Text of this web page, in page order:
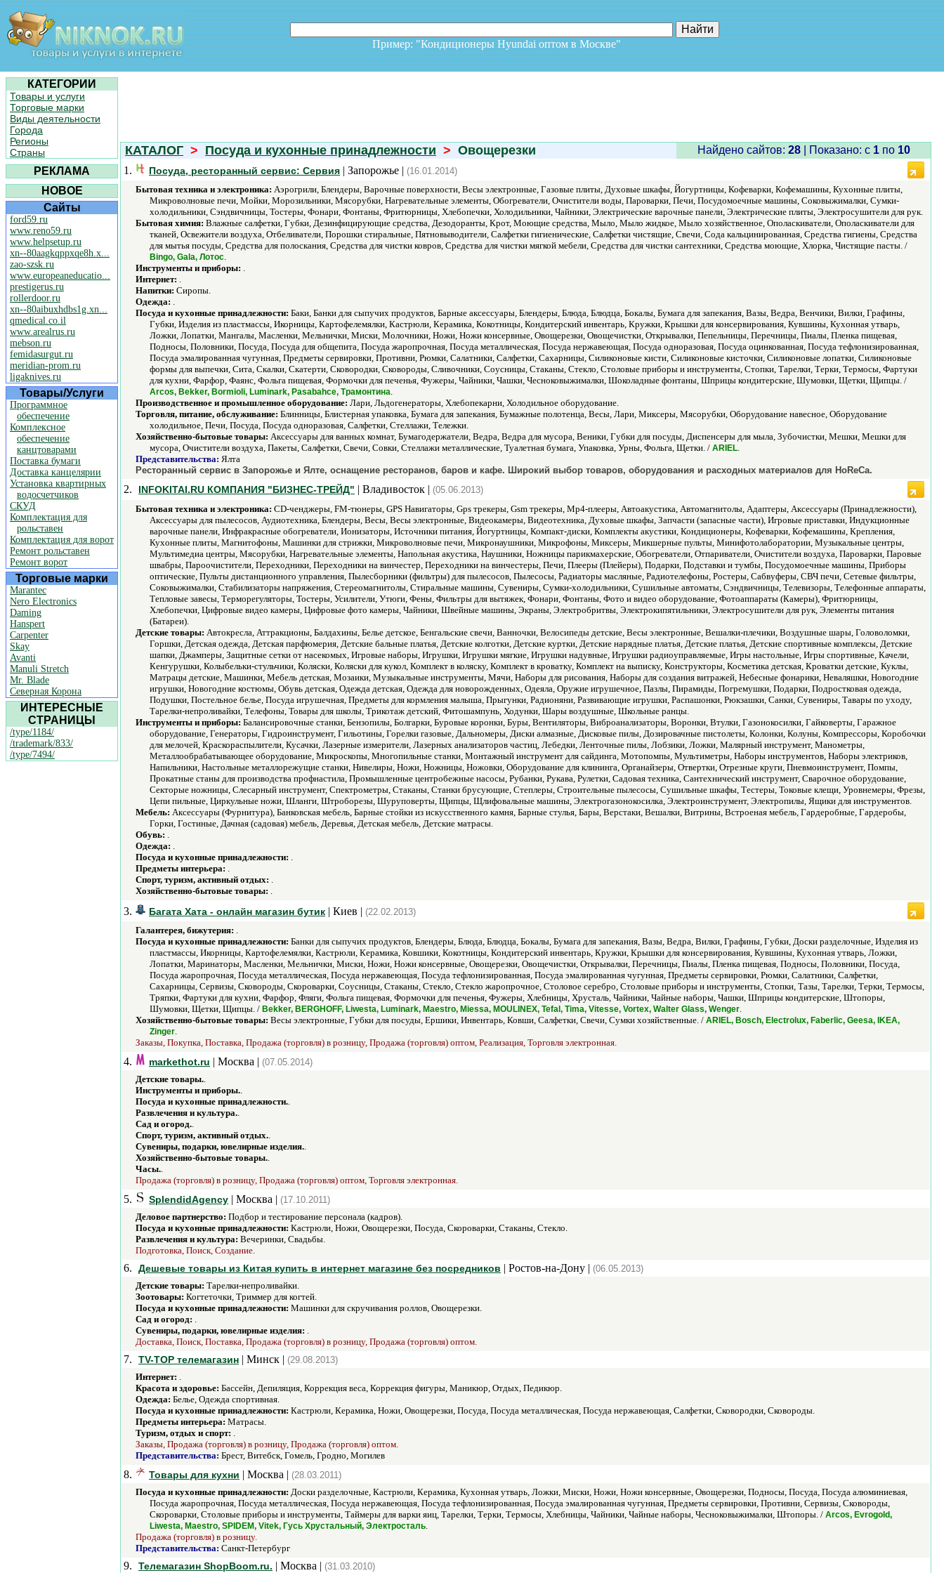
Пример: "Кондиционеры Hyundai оптом в Москве"
КАТЕГОРИИ
Товары и услуги
Торговые марки
Виды деятельности
Города
Регионы
Страны
РЕКЛАМА
НОВОЕ
Сайты
ford59.ru
www.reno59.ru
www.helpsetup.ru
xn--80aagkqppxqe8h.x...
zao-szsk.ru
www.europeaneducatio...
prestigerus.ru
rollerdoor.ru
xn--80aibuxhdbs1g.xn...
qmedical.co.il
www.arealrus.ru
mebson.ru
femidasurgut.ru
meridian-prom.ru
ligaknives.ru
Товары/Услуги
Программное
обеспечение
Комплексное
обеспечение
канцтоварами
Поставка бумаги
Доставка канцелярии
Установка квартирных
водосчетчиков
СКУД
Комплектация для
рольставен
Комплектация для ворот
Ремонт рольставен
Ремонт ворот
Торговые марки
Marantec
Nero Electronics
Daming
Hanspert
Carpenter
Skay
Avanti
Manuli Stretch
Mr. Blade
Северная Корона
ИНТЕРЕСНЫЕ
СТРАНИЦЫ
/type/1184/
/trademark/833/
/type/7494/
КАТАЛОГ > Посуда и кухонные принадлежности > Овощерезки Найдено сайтов: 28| Показано: c 1по 10
1.
Посуда, ресторанный сервис: Сервия | Запорожье | (16.01.2014)
Бытовая техника и электроника: Аэрогрили, Блендеры, Варочные поверхности, Весы электронные, Газовые плиты, Духовые шкафы, Йогуртницы, Кофеварки, Кофемашины, Кухонные плиты,
Микроволновые печи, Мойки, Морозильники, Мясорубки, Нагревательные элементы, Обогреватели, Очистители воды, Пароварки, Печи, Посудомоечные машины, Соковыжималки, Сумки-
холодильники, Сэндвичницы, Тостеры, Фонари, Фонтаны, Фритюрницы, Хлебопечки, Холодильники, Чайники, Электрические варочные панели, Электрические плиты, Электросушители для рук.
Бытовая химия: Влажные салфетки, Губки, Дезинфицирующие средства, Дезодоранты, Крот, Моющие средства, Мыло, Мыло жидкое, Мыло хозяйственное, Ополаскиватели, Ополаскиватели для
тканей, Освежители воздуха, Отбеливатели, Порошки стиральные, Пятновыводители, Салфетки гигиенические, Салфетки чистящие, Свечи, Сода кальцинированная, Средства гигиены, Средства
для мытья посуды, Средства для полоскания, Средства для чистки ковров, Средства для чистки мягкой мебели, Средства для чистки сантехники, Средства моющие, Хлорка, Чистящие пасты. /
Bingo, Gala, Лотос.
Инструменты и приборы: .
Интернет: .
Напитки: Сиропы.
Одежда: .
Посуда и кухонные принадлежности: Баки, Банки для сыпучих продуктов, Барные аксессуары, Блендеры, Блюда, Блюдца, Бокалы, Бумага для запекания, Вазы, Ведра, Венчики, Вилки, Графины,
Губки, Изделия из пластмассы, Икорницы, Картофелемялки, Кастрюли, Керамика, Кокотницы, Кондитерский инвентарь, Кружки, Крышки для консервирования, Кувшины, Кухонная утварь,
Ложки, Лопатки, Мангалы, Масленки, Мельнички, Миски, Молочники, Ножи, Ножи консервные, Овощерезки, Овощечистки, Открывалки, Пепельницы, Перечницы, Пиалы, Пленка пищевая,
Подносы, Половники, Посуда, Посуда для общепита, Посуда жаропрочная, Посуда металлическая, Посуда нержавеющая, Посуда одноразовая, Посуда оцинкованная, Посуда тефлонизированная,
Посуда эмалированная чугунная, Предметы сервировки, Противни, Рюмки, Салатники, Салфетки, Сахарницы, Силиконовые кисти, Силиконовые кисточки, Силиконовые лопатки, Силиконовые
формы для выпечки, Сита, Скалки, Скатерти, Сковородки, Сковороды, Сливочники, Соусницы, Стаканы, Стекло, Столовые приборы и инструменты, Стопки, Тарелки, Терки, Термосы, Фартуки
для кухни, Фарфор, Фаянс, Фольга пищевая, Формочки для печенья, Фужеры, Чайники, Чашки, Чесноковыжималки, Шоколадные фонтаны, Шприцы кондитерские, Шумовки, Щетки, Щипцы. /
Arcos, Bekker, Bormioli, Luminark, Pasabahce, Трамонтина.
Производственное и промышленное оборудование: Лари, Льдогенераторы, Хлебопекарни, Холодильное оборудование.
Торговля, питание, обслуживание: Блинницы, Блистерная упаковка, Бумага для запекания, Бумажные полотенца, Весы, Лари, Миксеры, Мясорубки, Оборудование навесное, Оборудование
холодильное, Печи, Посуда, Посуда одноразовая, Салфетки, Стеллажи, Тележки.
Хозяйственно-бытовые товары: Аксессуары для ванных комнат, Бумагодержатели, Ведра, Ведра для мусора, Веники, Губки для посуды, Диспенсеры для мыла, Зубочистки, Мешки, Мешки для
мусора, Очистители воздуха, Пакеты, Салфетки, Свечи, Совки, Стеллажи металлические, Туалетная бумага, Упаковка, Урны, Фольга, Щетки. / ARIEL.
Представительства: Ялта
Ресторанный сервис в Запорожье и Ялте, оснащение ресторанов, баров и кафе. Широкий выбор товаров, оборудования и расходных материалов для HoReCa.
2. INFOKITAI.RU КОМПАНИЯ "БИЗНЕС-ТРЕЙД" | Владивосток | (05.06.2013)
Бытовая техника и электроника: CD-ченджеры, FM-тюнеры, GPS Навигаторы, Gps трекеры, Gsm трекеры, Mp4-плееры, Автоакустика, Автомагнитолы, Адаптеры, Аксессуары (Принадлежности),
Аксессуары для пылесосов, Аудиотехника, Блендеры, Весы, Весы электронные, Видеокамеры, Видеотехника, Духовые шкафы, Запчасти (запасные части), Игровые приставки, Индукционные
варочные панели, Инфракрасные обогреватели, Ионизаторы, Источники питания, Йогуртницы, Компакт-диски, Комплекты акустики, Кондиционеры, Кофеварки, Кофемашины, Крепления,
Кухонные плиты, Магнитофоны, Машинки для стрижки, Микроволновые печи, Микронаушники, Микрофоны, Миксеры, Микшерные пульты, Минифотолаборатории, Музыкальные центры,
Мультимедиа центры, Мясорубки, Нагревательные элементы, Напольная акустика, Наушники, Ножницы парикмахерские, Обогреватели, Отпариватели, Очистители воздуха, Пароварки, Паровые
швабры, Пароочистители, Переходники, Переходники на винчестер, Переходники на винчестеры, Печи, Плееры (Плейеры), Подарки, Подставки и тумбы, Посудомоечные машины, Приборы
оптические, Пульты дистанционного управления, Пылесборники (фильтры) для пылесосов, Пылесосы, Радиаторы масляные, Радиотелефоны, Ростеры, Сабвуферы, СВЧ печи, Сетевые фильтры,
Соковыжималки, Стабилизаторы напряжения, Стереомагнитолы, Стиральные машины, Сувениры, Сумки-холодильники, Сушильные автоматы, Сэндвичницы, Телевизоры, Телефонные аппараты,
Тепловые завесы, Терморегуляторы, Тостеры, Усилители, Утюги, Фены, Фильтры для вытяжек, Фонари, Фонтаны, Фото и видео оборудование, Фотоаппараты (Камеры), Фритюрницы,
Хлебопечки, Цифровые видео камеры, Цифровые фото камеры, Чайники, Швейные машины, Экраны, Электробритвы, Электрокипятильники, Электросушители для рук, Элементы питания
(Батареи).
Детские товары: Автокресла, Аттракционы, Балдахины, Белье детское, Бенгальские свечи, Ванночки, Велосипеды детские, Весы электронные, Вешалки-плечики, Воздушные шары, Головоломки,
Горшки, Детская одежда, Детская парфюмерия, Детские бальные платья, Детские колготки, Детские куртки, Детские нарядные платья, Детские платья, Детские спортивные комплексы, Детские
шапки, Джамперы, Защитные сетки от насекомых, Игровые наборы, Игрушки, Игрушки мягкие, Игрушки надувные, Игрушки радиоуправляемые, Игры настольные, Игры спортивные, Качели,
Кенгурушки, Колыбельки-стульчики, Коляски, Коляски для кукол, Комплект в коляску, Комплект в кроватку, Комплект на выписку, Конструкторы, Косметика детская, Кроватки детские, Куклы,
Матрацы детские, Машинки, Мебель детская, Мозаики, Музыкальные инструменты, Мячи, Наборы для рисования, Наборы для создания витражей, Небесные фонарики, Неваляшки, Новогодние
игрушки, Новогодние костюмы, Обувь детская, Одежда детская, Одежда для новорожденных, Одеяла, Оружие игрушечное, Пазлы, Пирамиды, Погремушки, Подарки, Подростковая одежда,
Подушки, Постельное белье, Посуда игрушечная, Предметы для кормления малыша, Прыгунки, Радионяни, Развивающие игрушки, Распашонки, Рюкзашки, Санки, Сувениры, Тавары по уходу,
Тарелки-непроливайки, Телефоны, Товары для школы, Трикотаж детский, Фитошампунь, Ходунки, Шары воздушные, Школьные ранцы.
Инструменты и приборы: Балансировочные станки, Бензопилы, Болгарки, Буровые коронки, Буры, Вентиляторы, Виброанализаторы, Воронки, Втулки, Газонокосилки, Гайковерты, Гаражное
оборудование, Генераторы, Гидроинструмент, Гильотины, Горелки газовые, Дальномеры, Диски алмазные, Дисковые пилы, Дозировачные пистолеты, Колонки, Колуны, Компрессоры, Коробочки
для мелочей, Краскораспылители, Кусачки, Лазерные измерители, Лазерных анализаторов частиц, Лебедки, Ленточные пилы, Лобзики, Ложки, Малярный инструмент, Манометры,
Металлообрабатывающее оборудование, Микроскопы, Многопильные станки, Монтажный инструмент для сайдинга, Мотопомпы, Мультиметры, Наборы инструментов, Наборы электриков,
Напильники, Настольные металлорежущие станки, Нивелиры, Ножи, Ножницы, Ножовки, Оборудование для клининга, Органайзеры, Отвертки, Отрезные круги, Пневмоинструмент, Помпы,
Прокатные станы для производства профнастила, Промышленные центробежные насосы, Рубанки, Рукава, Рулетки, Садовая техника, Сантехнический инструмент, Сварочное оборудование,
Секторые ножницы, Слесарный инструмент, Спектрометры, Стаканы, Станки брусующие, Степлеры, Строительные пылесосы, Сушильные шкафы, Тестеры, Токовые клещи, Уровнемеры, Фрезы,
Цепи пильные, Циркульные ножи, Шланги, Штроборезы, Шуруповерты, Щипцы, Щлифовальные машины, Электрогазонокосилка, Электроинструмент, Электропилы, Ящики для инструментов.
Мебель: Аксессуары (Фурнитура), Банковская мебель, Барные стойки из искусственного камня, Барные стулья, Бары, Верстаки, Вешалки, Витрины, Встроеная мебель, Гардеробные, Гардеробы,
Горки, Гостиные, Дачная (садовая) мебель, Деревья, Детская мебель, Детские матрасы.
Обувь: .
Одежда: .
Посуда и кухонные принадлежности: .
Предметы интерьера: .
Спорт, туризм, активный отдых: .
Хозяйственно-бытовые товары: .
3. Багата Хата - онлайн магазин бутик | Киев | (22.02.2013)
Галантерея, бижутерия: .
Посуда и кухонные принадлежности: Банки для сыпучих продуктов, Блендеры, Блюда, Блюдца, Бокалы, Бумага для запекания, Вазы, Ведра, Вилки, Графины, Губки, Доски разделочные, Изделия из
пластмассы, Икорницы, Картофелемялки, Кастрюли, Керамика, Ковшики, Кокотницы, Кондитерский инвентарь, Кружки, Крышки для консервирования, Кувшины, Кухонная утварь, Ложки,
Лопатки, Маринаторы, Масленки, Мельнички, Миски, Ножи, Ножи консервные, Овощерезки, Овощечистки, Открывалки, Перечницы, Пиалы, Пленка пищевая, Подносы, Половники, Посуда,
Посуда жаропрочная, Посуда металлическая, Посуда нержавеющая, Посуда тефлонизированная, Посуда эмалированная чугунная, Предметы сервировки, Рюмки, Салатники, Салфетки,
Сахарницы, Сервизы, Сковороды, Скороварки, Соусницы, Стаканы, Стекло, Стекло жаропрочное, Столовое серебро, Столовые приборы и инструменты, Стопки, Тазы, Тарелки, Терки, Термосы,
Тряпки, Фартуки для кухни, Фарфор, Фляги, Фольга пищевая, Формочки для печенья, Фужеры, Хлебницы, Хрусталь, Чайники, Чайные наборы, Чашки, Шприцы кондитерские, Штопоры,
Шумовки, Щетки, Щипцы. / Bekker, BERGHOFF, Liwesta, Luminark, Maestro, Miessa, MOULINEX, Tefal, Tima, Vitesse, Vortex, Walter Glass, Wenger.
Хозяйственно-бытовые товары: Весы электронные, Губки для посуды, Ершики, Инвентарь, Ковши, Салфетки, Свечи, Сумки хозяйственные. / ARIEL, Bosch, Electrolux, Faberlic, Geesa, IKEA,
Zinger.
Заказы, Покупка, Поставка, Продажа (торговля) в розницу, Продажа (торговля) оптом, Реализация, Торговля электронная.
4. markethot.ru | Москва | (07.05.2014)
Детские товары..
Инструменты и приборы..
Посуда и кухонные принадлежности..
Развлечения и культура..
Сад и огород..
Спорт, туризм, активный отдых..
Сувениры, подарки, ювелирные изделия..
Хозяйственно-бытовые товары..
Часы..
Продажа (торговля) в розницу, Продажа (торговля) оптом, Торговля электронная.
5. SplendidAgency | Москва | (17.10.2011)
Деловое партнерство: Подбор и тестирование персонала (кадров).
Посуда и кухонные принадлежности: Кастрюли, Ножи, Овощерезки, Посуда, Скороварки, Стаканы, Стекло.
Развлечения и культура: Вечеринки, Свадьбы.
Подготовка, Поиск, Создание.
6. Дешевые товары из Китая купить в интернет магазине без посредников | Ростов-на-Дону | (06.05.2013)
Детские товары: Тарелки-непроливайки.
Зоотовары: Когтеточки, Триммер для когтей.
Посуда и кухонные принадлежности: Машинки для скручивания роллов, Овощерезки.
Сад и огород: .
Сувениры, подарки, ювелирные изделия: .
Доставка, Поиск, Поставка, Продажа (торговля) в розницу, Продажа (торговля) оптом.
7. TV-TOP телемагазин | Минск | (29.08.2013)
Интернет: .
Красота и здоровье: Бассейн, Депиляция, Коррекция веса, Коррекция фигуры, Маникюр, Отдых, Педикюр.
Одежда: Белье, Одежда спортивная.
Посуда и кухонные принадлежности: Кастрюли, Керамика, Ножи, Овощерезки, Посуда, Посуда металлическая, Посуда нержавеющая, Салфетки, Сковородки, Сковороды.
Предметы интерьера: Матрасы.
Туризм, отдых и спорт: .
Заказы, Продажа (торговля) в розницу, Продажа (торговля) оптом.
Представительства: Брест, Витебск, Гомель, Гродно, Могилев
8. Товары для кухни | Москва | (28.03.2011)
Посуда и кухонные принадлежности: Доски разделочные, Кастрюли, Керамика, Кухонная утварь, Ложки, Миски, Ножи, Ножи консервные, Овощерезки, Подносы, Посуда, Посуда алюминиевая,
Посуда жаропрочная, Посуда металлическая, Посуда нержавеющая, Посуда тефлонизированная, Посуда эмалированная чугунная, Предметы сервировки, Противни, Сервизы, Сковороды,
Скороварки, Столовые приборы и инструменты, Таймеры для варки яиц, Тарелки, Терки, Термосы, Хлебницы, Чайники, Чайные наборы, Чесноковыжималки, Штопоры. / Arcos, Evrogold,
Liwesta, Maestro, SPIDEM, Vitek, Гусь Хрустальный, Электросталь.
Продажа (торговля) в розницу.
Представительства: Санкт-Петербург
9. Телемагазин ShopBoom.ru. | Москва | (31.03.2010)